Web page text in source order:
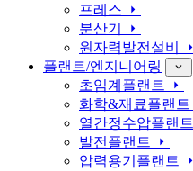
프레스
분산기
원자력발전설비
플랜트/엔지니어링
초임계플랜트
화학&재료플랜트
열간정수압플랜트
발전플랜트
압력용기플랜트